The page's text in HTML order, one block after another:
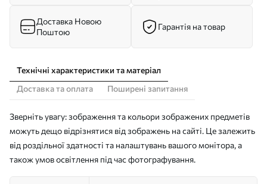
Доставка Новою
Поштою
Гарантія на товар
Технічні характеристики та матеріал
Доставка та оплата
Поширені запитання
Зверніть увагу: зображення та кольори зображених предметів
можуть дещо відрізнятися від зображень на сайті. Це залежить
від роздільної здатності та налаштувань вашого монітора, а
також умов освітлення під час фотографування.